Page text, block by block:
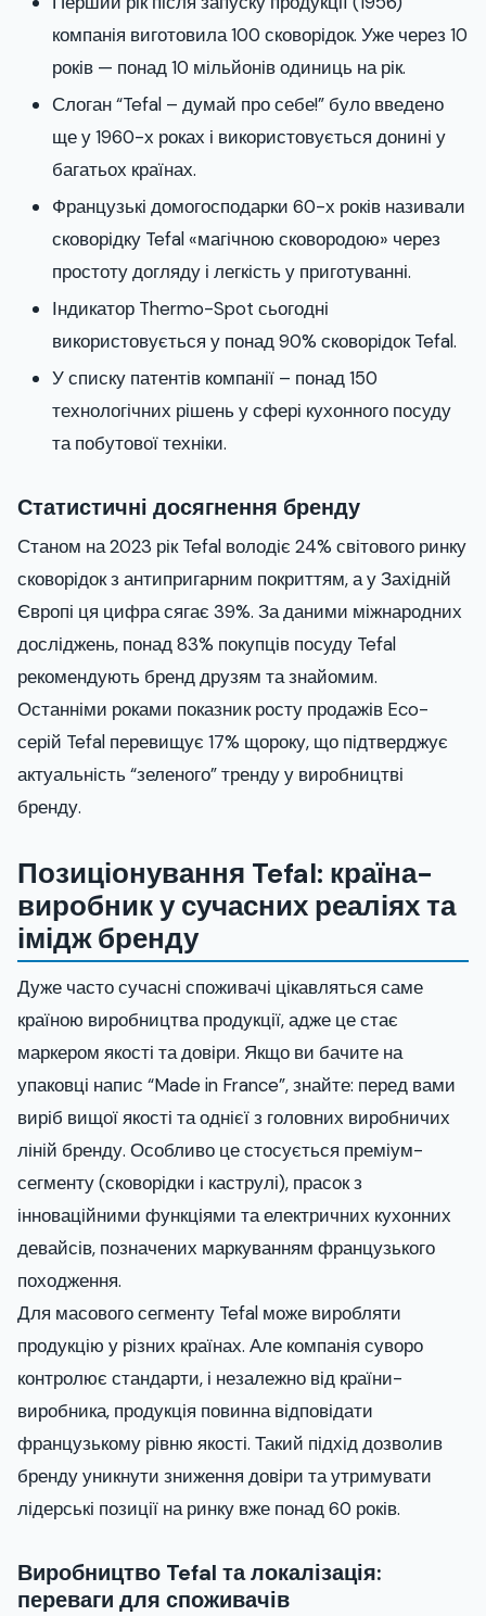
компанія виготовила 100 сковорідок. Уже через 10
років — понад 10 мільйонів одиниць на рік.
Слоган “Tefal – думай про себе!” було введено
ще у 1960-х роках і використовується донині у
багатьох країнах.
Французькі домогосподарки 60-х років називали
сковорідку Tefal «магічною сковородою» через
простоту догляду і легкість у приготуванні.
Індикатор Thermo-Spot сьогодні
використовується у понад 90% сковорідок Tefal.
У списку патентів компанії – понад 150
технологічних рішень у сфері кухонного посуду
та побутової техніки.
Статистичні досягнення бренду
Станом на 2023 рік Tefal володіє 24% світового ринку
сковорідок з антипригарним покриттям, а у Західній
Європі ця цифра сягає 39%. За даними міжнародних
досліджень, понад 83% покупців посуду Tefal
рекомендують бренд друзям та знайомим.
Останніми роками показник росту продажів Eco-
серій Tefal перевищує 17% щороку, що підтверджує
актуальність “зеленого” тренду у виробництві
бренду.
Позиціонування Tefal: країна-
виробник у сучасних реаліях та
імідж бренду
Дуже часто сучасні споживачі цікавляться саме
країною виробництва продукції, адже це стає
маркером якості та довіри. Якщо ви бачите на
упаковці напис “Made in France”, знайте: перед вами
виріб вищої якості та однієї з головних виробничих
ліній бренду. Особливо це стосується преміум-
сегменту (сковорідки і каструлі), прасок з
інноваційними функціями та електричних кухонних
девайсів, позначених маркуванням французького
походження.
Для масового сегменту Tefal може виробляти
продукцію у різних країнах. Але компанія суворо
контролює стандарти, і незалежно від країни-
виробника, продукція повинна відповідати
французькому рівню якості. Такий підхід дозволив
бренду уникнути зниження довіри та утримувати
лідерські позиції на ринку вже понад 60 років.
Виробництво Tefal та локалізація:
переваги для споживачів